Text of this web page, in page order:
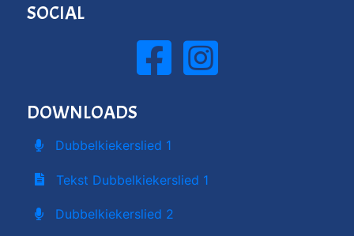
SOCIAL
DOWNLOADS
Dubbelkiekerslied 1
Tekst Dubbelkiekerslied 1
Dubbelkiekerslied 2